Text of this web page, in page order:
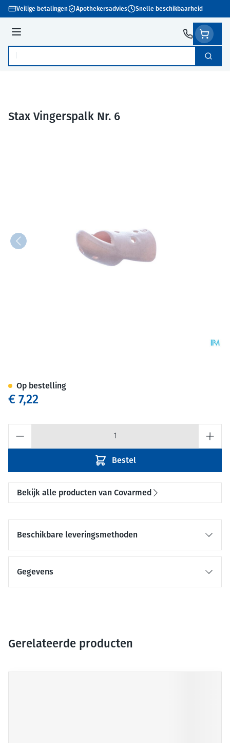
Ga naar de inhoud
Veilige betalingen Apothekersadvies Snelle beschikbaarheid
Menu
Product, merk, categorie... Zoek
Stax Vingerspalk Nr. 6
€ 7,22
Bestel
Op bestelling
Bekijk alle producten van Covarmed
Beschikbare leveringsmethoden
Gegevens
Gerelateerde producten